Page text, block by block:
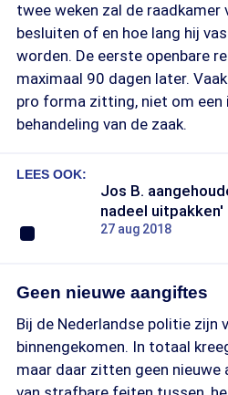
twee weken zal de raadkamer
besluiten of en hoe lang hij
worden. De eerste openbare
maximaal 90 dagen later.
pro forma zitting, niet om een
behandeling van de zaak.
LEES OOK:
Jos B.
nadeel uitpakken'
27 aug 2018
Geen nieuwe aangiftes
Bij de Nederlandse politie zijn
binnengekomen. In totaal
maar daar zitten geen